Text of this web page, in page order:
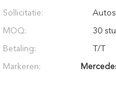
Sollicitatie:
MOQ: 30
Betaling: T/T
Markeren: